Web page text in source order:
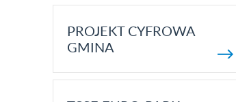
PROJEKT CYFROWA
GMINA